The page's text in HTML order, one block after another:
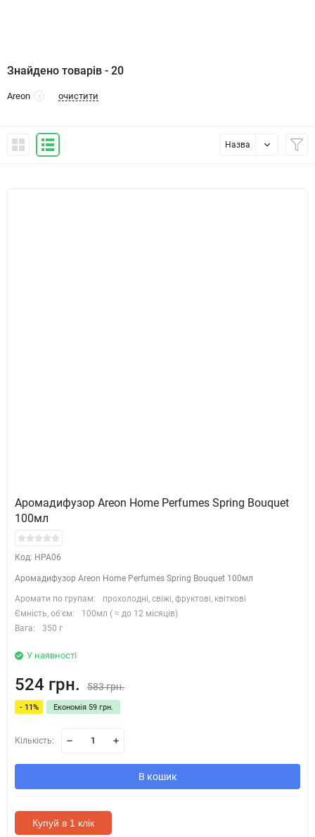
Знайдено товарів - 20
Areon очистити
Назва
Аромадифузор Areon Home Perfumes Spring Bouquet
100мл
Код: HPA06
Аромадифузор Areon Home Perfumes Spring Bouquet 100мл
Аромати по групам:
прохолодні, свіжі, фруктові, квіткові
Ємність, об'єм:
100мл ( ≈ до 12 місяців)
Вага:
350 г
У наявності
524 грн. 583 грн.
- 11% Економія 59 грн.
Кількість:
В кошик
Купуй в 1 клік